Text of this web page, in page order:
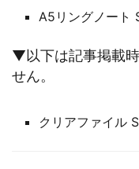
A5リングノート
▼以下は記事掲載
せん。
クリアファイル